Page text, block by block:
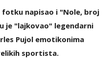
fotku napisao i "Nole, broj
je "lajkovao" legendarni
Pujol emotikonima
sportista.